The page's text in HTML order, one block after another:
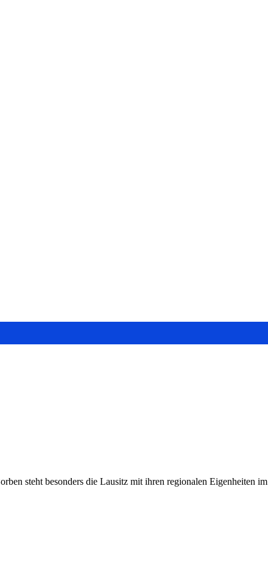
steht besonders die Lausitz mit ihren regionalen Eigenheiten im